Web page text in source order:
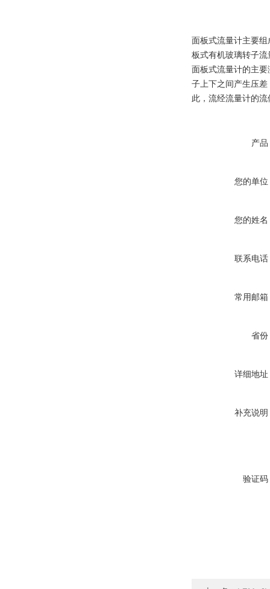
面板式流量计主要
板式有机玻璃转子
面板式流量计的主
子上下之间产生压
此，流经流量计的
产品
您的单位
您的姓名
联系电话
常用邮箱
省份
详细地址
补充说明
验证码